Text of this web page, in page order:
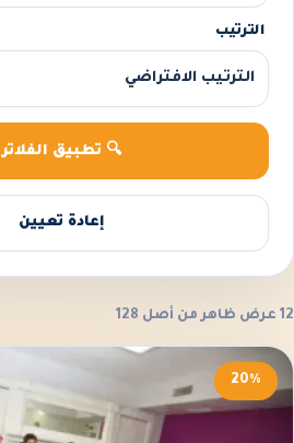
الترتيب
🔍 تطبيق الفلاتر
إعادة تعيين
12 عرض ظاهر من أصل 128
20%